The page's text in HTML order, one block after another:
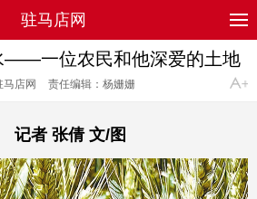
驻马店网
——一位农民和他深爱的土地
马店网 责任编辑：杨姗姗
记者 张倩 文/图